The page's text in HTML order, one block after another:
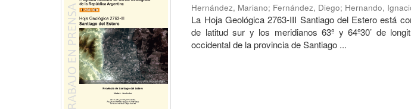
Hernández, Mariano; Fernández, Diego; Hernando,
La Hoja Geológica 2763-III Santiago del Estero está
de latitud sur y los meridianos 63º y 64º30’ de
occidental de la provincia de Santiago ...